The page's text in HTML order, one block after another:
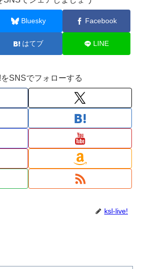
Bluesky Facebook
はてブ LINE
SNSでフォローする
ksl-live!